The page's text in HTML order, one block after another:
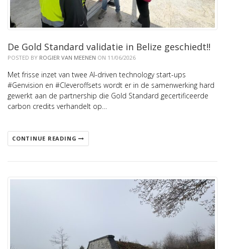
De Gold Standard validatie in Belize geschiedt!!
POSTED BY ROGIER VAN MEENEN ON 11/06/2026
Met frisse inzet van twee AI-driven technology start-ups
#Genvision en #Cleveroffsets wordt er in de samenwerking hard
gewerkt aan de partnership die Gold Standard gecertificeerde
carbon credits verhandelt op…
CONTINUE READING